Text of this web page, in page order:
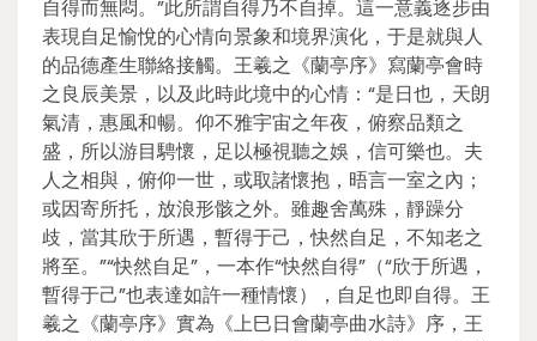
自得而無悶。”此所謂自得乃不自掉。這一意義逐步由
表現自足愉悅的心情向景象和境界演化，于是就與人
的品德產生聯絡接觸。王羲之《蘭亭序》寫蘭亭會時
之良辰美景，以及此時此境中的心情：“是日也，天朗
氣清，惠風和暢。仰不雅宇宙之年夜，俯察品類之
盛，所以游目騁懷，足以極視聽之娛，信可樂也。夫
人之相與，俯仰一世，或取諸懷抱，晤言一室之內；
或因寄所托，放浪形骸之外。雖趣舍萬殊，靜躁分
歧，當其欣于所遇，暫得于己，快然自足，不知老之
將至。”“快然自足”，一本作“快然自得”（“欣于所遇，
暫得于己”也表達如許一種情懷），自足也即自得。王
羲之《蘭亭序》實為《上巳日會蘭亭曲水詩》序，王